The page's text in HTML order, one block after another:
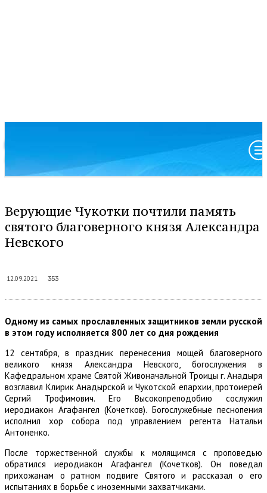
Анадырская и Чукотская епархия
Верующие Чукотки почтили память
святого благоверного князя Александра
Невского
12.09.2021 353
Одному из самых прославленных защитников земли русской
в этом году исполняется 800 лет со дня рождения
12 сентября, в праздник перенесения мощей благоверного
великого князя Александра Невского, богослужения в
Кафедральном храме Святой Живоначальной Троицы г. Анадыря
возглавил Клирик Анадырской и Чукотской епархии, протоиерей
Сергий Трофимович. Его Высокопреподобию сослужил
иеродиакон Агафангел (Кочетков). Богослужебные песнопения
исполнил хор собора под управлением регента Натальи
Антоненко.
После торжественной службы к молящимся с проповедью
обратился иеродиакон Агафангел (Кочетков). Он поведал
прихожанам о ратном подвиге Святого и рассказал о его
испытаниях в борьбе с иноземными захватчиками.